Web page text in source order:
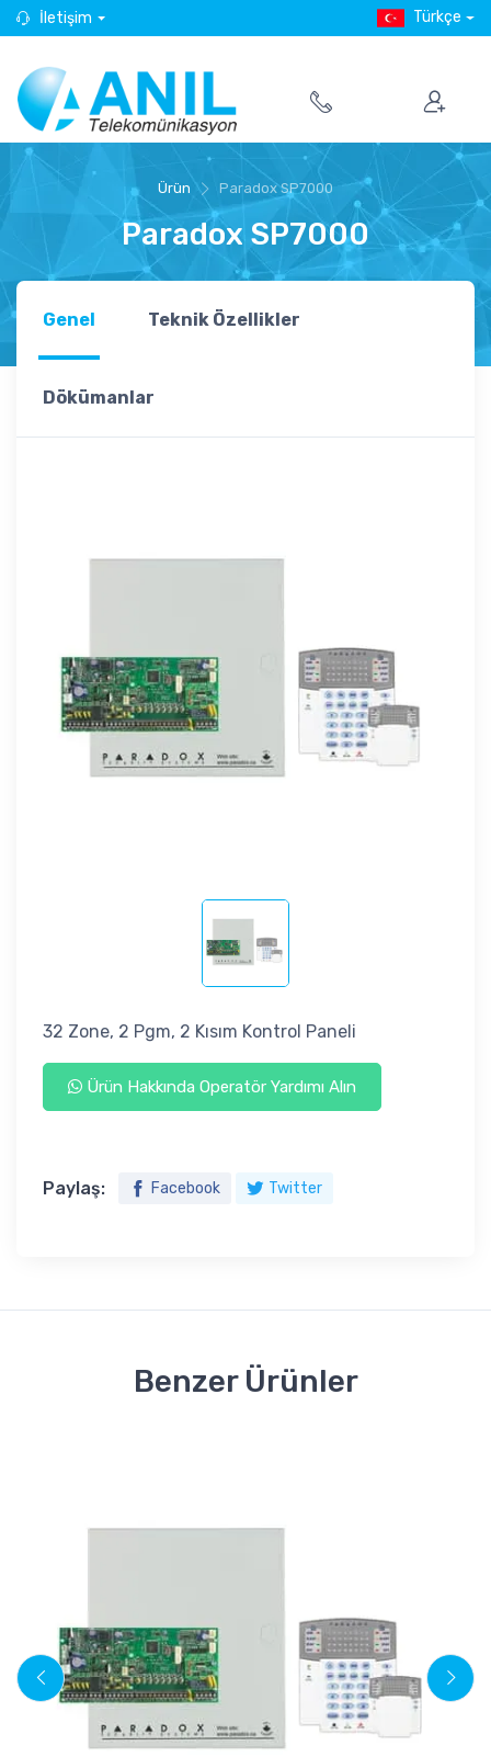
İletişim Türkçe
Ürün Paradox SP7000
Paradox SP7000
Genel Teknik Özellikler
Dökümanlar
32 Zone, 2 Pgm, 2 Kısım Kontrol Paneli
Ürün Hakkında Operatör Yardımı Alın
Paylaş: Facebook Twitter
Benzer Ürünler